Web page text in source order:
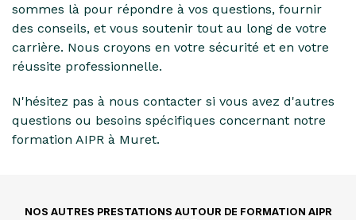
sommes là pour répondre à vos questions, fournir
des conseils, et vous soutenir tout au long de votre
carrière. Nous croyons en votre sécurité et en votre
réussite professionnelle.
N'hésitez pas à nous contacter si vous avez d'autres
questions ou besoins spécifiques concernant notre
formation AIPR à Muret.
NOS AUTRES PRESTATIONS AUTOUR DE FORMATION AIPR